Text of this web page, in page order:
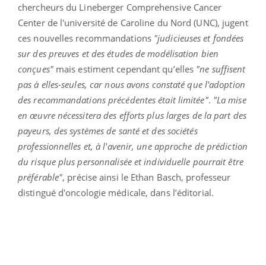
chercheurs du Lineberger Comprehensive Cancer
Center de l'université de Caroline du Nord (UNC), jugent
ces nouvelles recommandations "judicieuses et fondées
sur des preuves et des études de modélisation bien
conçues"mais estiment cependant qu’elles "ne suffisent
pas à elles-seules, car nous avons constaté que l'adoption
des recommandations précédentes était limitée". "La mise
en œuvre nécessitera des efforts plus larges de la part des
payeurs, des systèmes de santé et des sociétés
professionnelles et, à l'avenir, une approche de prédiction
du risque plus personnalisée et individuelle pourrait être
préférable", précise ainsi le Ethan Basch, professeur
distingué d'oncologie médicale, dans l’éditorial.